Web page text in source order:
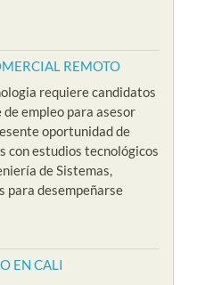
REMOTO
requiere candidatos
empleo para asesor
oportunidad de
con estudios tecnológicos
de Sistemas,
para desempeñarse
EN CALI